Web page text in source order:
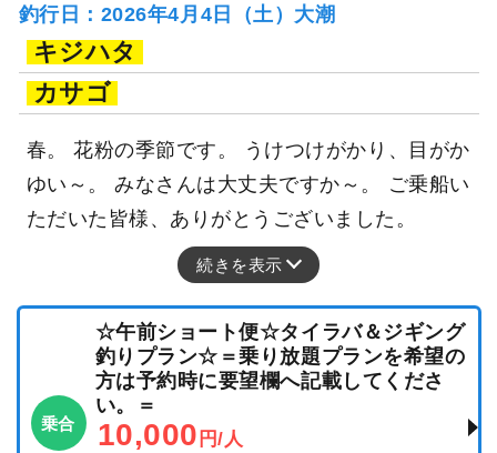
釣行日：2026年4月4日（土）大潮
キジハタ
カサゴ
春。 花粉の季節です。 うけつけがかり、目がか
ゆい～。 みなさんは大丈夫ですか～。 ご乗船い
ただいた皆様、ありがとうございました。
続きを表示
乗合
☆午前ショート便☆タイラバ＆ジギング
釣りプラン☆＝乗り放題プランを希望の
方は予約時に要望欄へ記載してくださ
い。＝
10,000 円/人